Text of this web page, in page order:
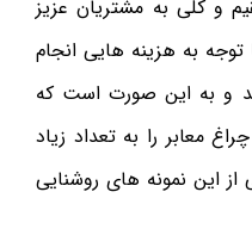
و کلی به مشتریان عزیز
به هزینه هایی انجام
و به این صورت است که
معابر را به تعداد زیاد
این نمونه های روشنایی